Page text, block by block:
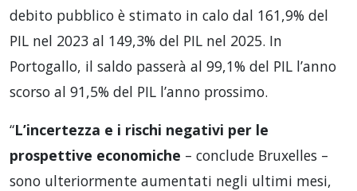
debito pubblico è stimato in calo dal 161,9% del
PIL nel 2023 al 149,3% del PIL nel 2025. In
Portogallo, il saldo passerà al 99,1% del PIL l’anno
scorso al 91,5% del PIL l’anno prossimo.
“L’incertezza e i rischi negativi per le
prospettive economiche – conclude Bruxelles –
sono ulteriormente aumentati negli ultimi mesi,